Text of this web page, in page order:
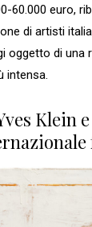
60.000 euro,
di artisti
oggetto di una
intensa.
Klein